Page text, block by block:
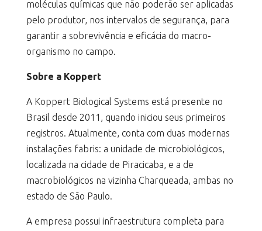
moléculas químicas que não poderão ser aplicadas
pelo produtor, nos intervalos de segurança, para
garantir a sobrevivência e eficácia do macro-
organismo no campo.
Sobre a Koppert
A Koppert Biological Systems está presente no
Brasil desde 2011, quando iniciou seus primeiros
registros. Atualmente, conta com duas modernas
instalações fabris: a unidade de microbiológicos,
localizada na cidade de Piracicaba, e a de
macrobiológicos na vizinha Charqueada, ambas no
estado de São Paulo.
A empresa possui infraestrutura completa para